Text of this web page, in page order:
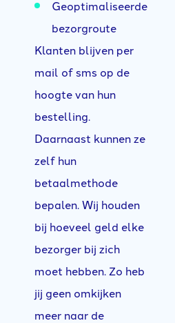
Geoptimaliseerde
bezorgroute
Klanten blijven per
mail of sms op de
hoogte van hun
bestelling.
Daarnaast kunnen ze
zelf hun
betaalmethode
bepalen.Wij houden
bij hoeveel geld elke
bezorger bij zich
moet hebben. Zo heb
jij geen omkijken
meer naar de